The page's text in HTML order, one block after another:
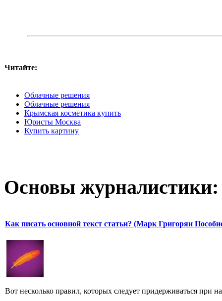
Читайте:
Облачные решения
Облачные решения
Крымская косметика купить
Юристы Москва
Купить картину
Основы журналистики:
Как писать основной текст статьи? (Марк Григорян
Вот несколько правил, которых следует придерживаться при